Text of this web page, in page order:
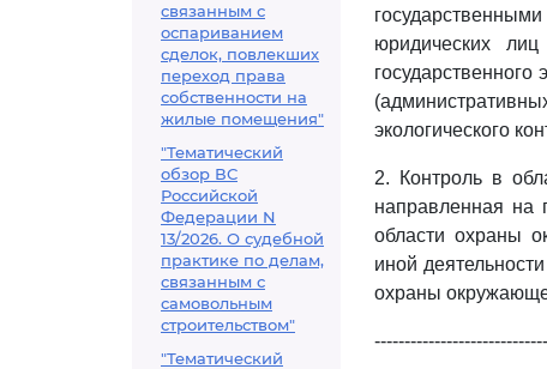
связанным с
оспариванием
сделок, повлекших
переход права
собственности на
жилые помещения"
"Тематический
обзор ВС
Российской
Федерации N
13/2026. О судебной
практике по делам,
связанным с
самовольным
строительством"
"Тематический
юридических
государственного
экологического
2. Контроль в
направленная на
области охраны
иной
охраны